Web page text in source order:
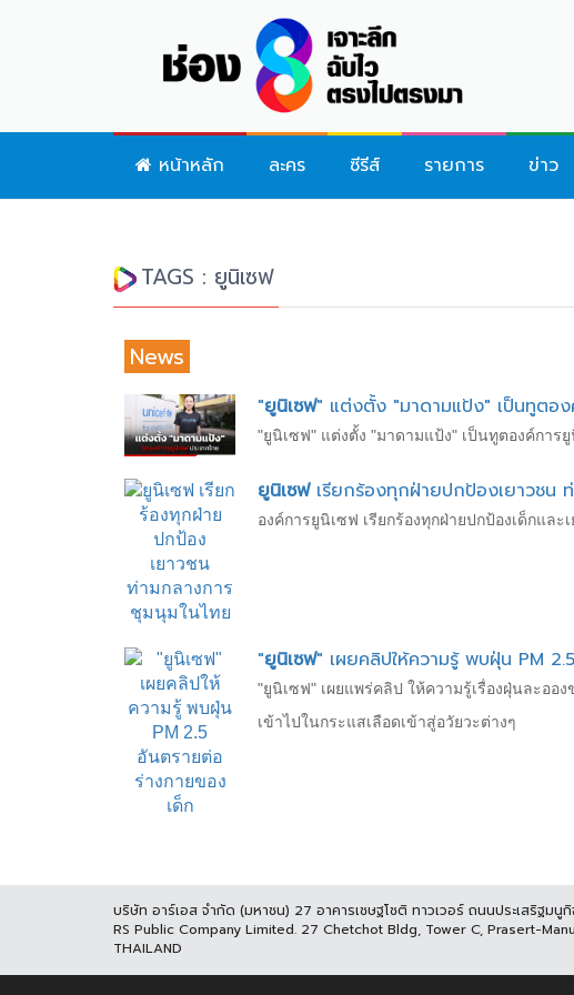
หน้าหลัก ละคร ซีรีส์ รายการ ข่าว
TAGS : ยูนิเซฟ
News
"ยูนิเซฟ" แต่งตั้ง "มาดามแป้ง" เป็นทูตอง
"ยูนิเซฟ" แต่งตั้ง "มาดามแป้ง" เป็นทูตองค์การ
ยูนิเซฟเรียกร้องทุกฝ่ายปกป้องเยาวชน
องค์การยูนิเซฟ เรียกร้องทุกฝ่ายปกป้องเด็กแล
"ยูนิเซฟ" เผยคลิปให้ความรู้ พบฝุ่น PM
"ยูนิเซฟ" เผยแพร่คลิป ให้ความรู้เรื่องฝุ่นละออ
เข้าไปในกระแสเลือดเข้าสู่อวัยวะต่างๆ
บริษัท อาร์เอส จำกัด (มหาชน) 27 อาคารเชษฐโชติ ทาวเวอร์ ถนนประเสริฐม
RS Public Company Limited. 27 Chetchot Bldg, Tower C, Prasert-
THAILAND